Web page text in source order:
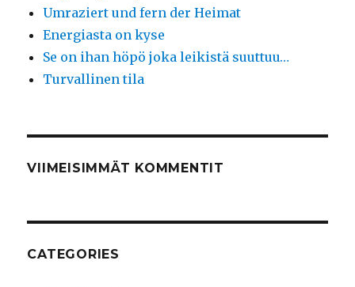
Umraziert und fern der Heimat
Energiasta on kyse
Se on ihan höpö joka leikistä suuttuu…
Turvallinen tila
VIIMEISIMMÄT KOMMENTIT
CATEGORIES